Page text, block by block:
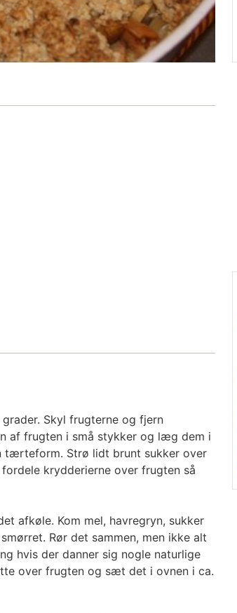
Skyl frugterne og fjern
af frugten i små stykker og læg dem i
tærteform. Strø lidt brunt sukker over
krydderierne over frugten så
afkøle. Kom mel, havregryn, sukker
Rør det sammen, men ikke alt
hvis der danner sig nogle naturlige
over frugten og sæt det i ovnen i ca.